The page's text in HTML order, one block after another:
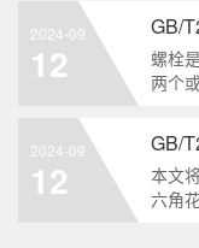
用于
厚螺
钢、
2024-09
12
螺栓
两个
级和
的螺
有什
2024-09
12
本文
六角